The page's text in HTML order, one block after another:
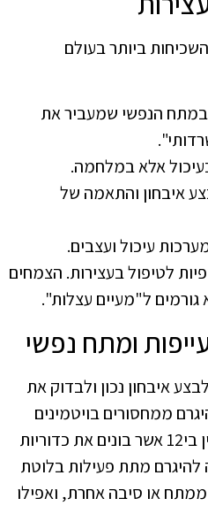
ביותר בעולם
במתח הנפשי שמעביר את
אלא במלחמה.
איבחון והתאמה של
עיכול ועצבים.
לטיפול בעצירות. הצמחים
ל"מעיים עצלות".
ומתח נפשי
איבחון נכון ולבדוק את
ממחסורים בויטמינים
ומינרלים לרבות ברזל וויטמין בי12 אשר בונים את כדוריות
להיגרם מתת פעילות בלוטת
או סיבה אחרת, ואפילו